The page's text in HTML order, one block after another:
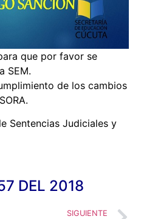
que por favor se
SEM.
de los cambios
Sentencias Judiciales y
DEL 2018
SIGUIENTE